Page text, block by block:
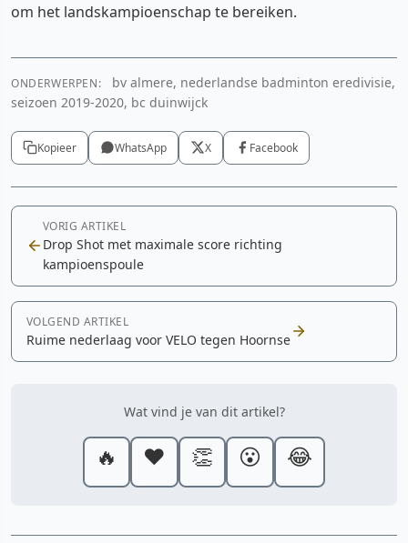
om het landskampioenschap te bereiken.
ONDERWERPEN:
bv almere, nederlandse badminton eredivisie,
seizoen 2019-2020, bc duinwijck
Kopieer WhatsApp X Facebook
VORIG ARTIKEL
Drop Shot met maximale score richting
kampioenspoule
VOLGEND ARTIKEL
Ruime nederlaag voor VELO tegen Hoornse
Wat vind je van dit artikel?
🔥 ❤️ 👏 😮 😂